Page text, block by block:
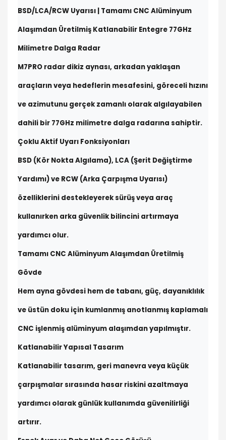
BSD/LCA/RCW Uyarısı | Tamamı CNC Alüminyum
Alaşımdan Üretilmiş Katlanabilir Entegre 77GHz
Milimetre Dalga Radar
M7PRO radar dikiz aynası, arkadan yaklaşan
araçların veya hedeflerin mesafesini, göreceli hızını
ve azimutunu gerçek zamanlı olarak algılayabilen
dahili bir 77GHz milimetre dalga radarına sahiptir.
Çoklu Aktif Uyarı Fonksiyonları
BSD (Kör Nokta Algılama), LCA (Şerit Değiştirme
Yardımı) ve RCW (Arka Çarpışma Uyarısı)
özelliklerini destekleyerek sürüş veya araç
kullanırken arka güvenlik bilincini artırmaya
yardımcı olur.
Tamamı CNC Alüminyum Alaşımdan Üretilmiş
Gövde
Hem ayna gövdesi hem de tabanı, güç, dayanıklılık
ve üstün doku için kumlanmış anotlanmış kaplamalı
CNC işlenmiş alüminyum alaşımdan yapılmıştır.
Katlanabilir Yapısal Tasarım
Katlanabilir tasarım, geri manevra veya küçük
çarpışmalar sırasında hasar riskini azaltmaya
yardımcı olarak günlük kullanımda güvenilirliği
artırır.